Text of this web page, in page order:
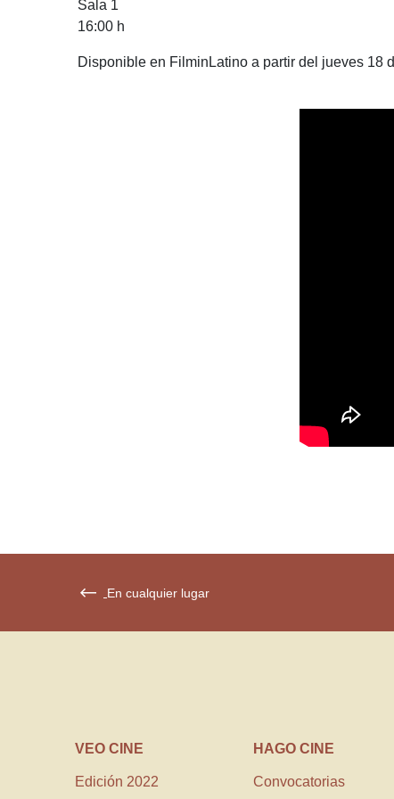
Sala 1
16:00 h
Disponible en FilminLatino a partir del jueves 18
En cualquier lugar
VEO CINE
Edición 2022
HAGO CINE
Convocatorias